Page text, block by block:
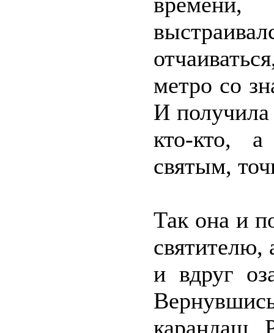
метро со
И получила
кто-кто,
святым,
Так она и
святителю,
и вдруг
карандаш.